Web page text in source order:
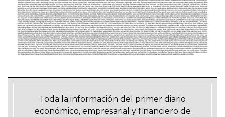
Toda la información del primer diario
económico, empresarial y financiero de